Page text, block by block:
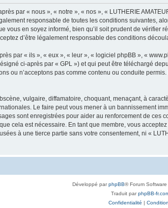
par « nous », « notre », « nos », « LUTHERIE
responsable de toutes les conditions suivantes,
vous en soyez informé, bien qu’il soit prudent de
d’être légalement responsable des conditions
par « ils », « eux », « leur », « logiciel phpBB », «
ci-après par « GPL ») et qui peut être téléchargé
ou n’acceptons pas comme contenu ou conduite
vulgaire, diffamatoire, choquant, menaçant, à
Le faire peut vous mener à un bannissement
sont enregistrées pour aider au renforcement de ces
cela est nécessaire. En tant que membre, vous
à une tierce partie sans votre consentement, ni «
Développé parphpBB® Forum
Traduit parphpBB-
Confidentialité |